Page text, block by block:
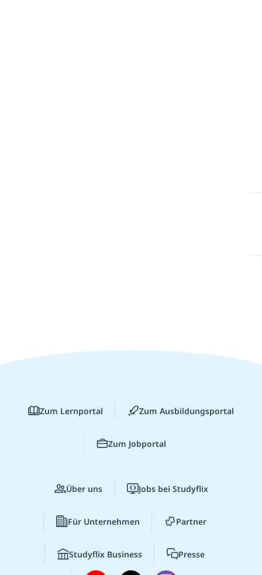
Zum Lernportal Zum Ausbildungsportal
Zum Jobportal
Über uns Jobs bei Studyflix
Für Unternehmen Partner
Studyflix Business Presse